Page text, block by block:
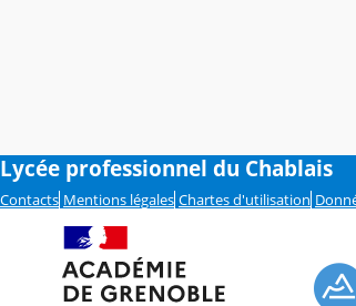
Lycée professionnel du Chablais
Contacts Mentions légales Chartes d'utilisation